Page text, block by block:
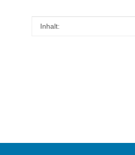
Produkteigenschaft
Wert
Inhalt: